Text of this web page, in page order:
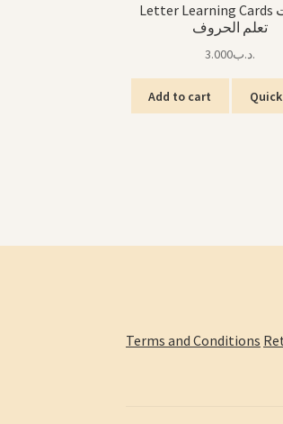
Letter Learning Cards بطاقات
تعلم الحروف
.د.ب3.000
Add to cart
Terms and Conditions